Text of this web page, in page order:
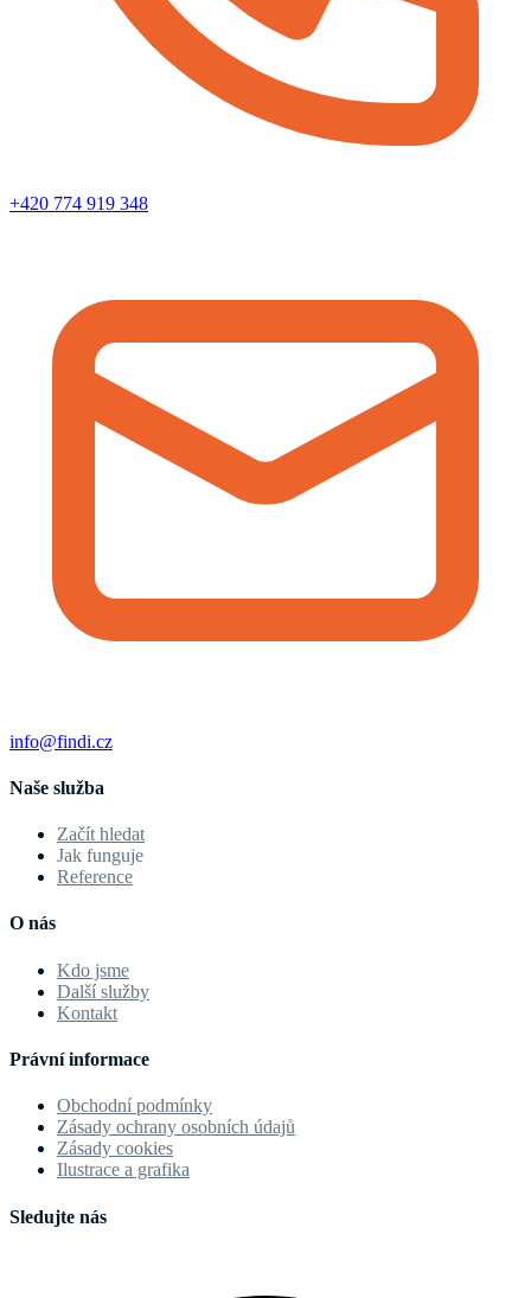
+420 774 919 348
info@findi.cz
Naše služba
Začít hledat
Jak funguje
Reference
O nás
Kdo jsme
Další služby
Kontakt
Právní informace
Obchodní podmínky
Zásady ochrany osobních údajů
Zásady cookies
Ilustrace a grafika
Sledujte nás